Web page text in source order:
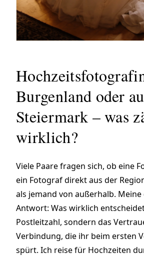
Burgenland oder
Steiermark – was
wirklich?
Viele Paare fragen sich, ob eine
ein Fotograf direkt aus der
als jemand von außerhalb.
Antwort: Was wirklich
Postleitzahl, sondern das
Verbindung, die ihr beim ersten
spürt. Ich reise für Hochzeiten